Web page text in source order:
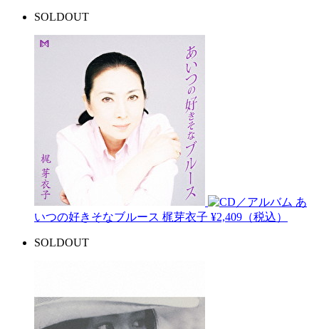
SOLDOUT
あ
いつの好きそなブルース 梶芽衣子 ¥2,409（税込）
SOLDOUT